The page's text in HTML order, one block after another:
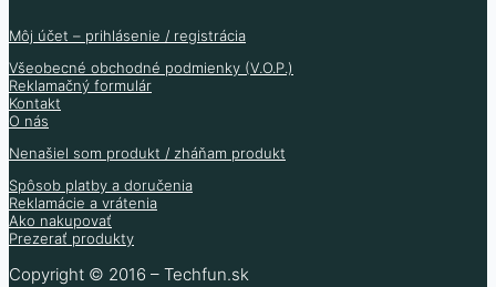
Môj účet – prihlásenie / registrácia
Všeobecné obchodné podmienky (V.O.P.)
Reklamačný formulár
Kontakt
O nás
Nenašiel som produkt / zháňam produkt
Spôsob platby a doručenia
Reklamácie a vrátenia
Ako nakupovať
Prezerať produkty
Copyright © 2016 – Techfun.sk